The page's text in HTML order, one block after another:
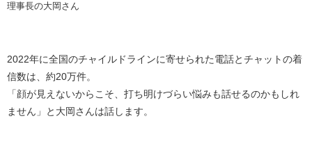
理事長の大岡さん
2022年に全国のチャイルドラインに寄せられた電話とチャットの着
信数は、約20万件。
「顔が見えないからこそ、打ち明けづらい悩みも話せるのかもしれ
ません」と大岡さんは話します。